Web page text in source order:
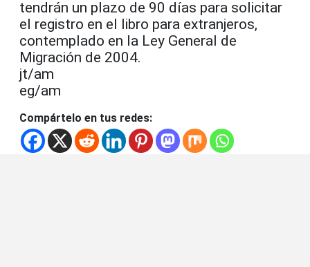
tendrán un plazo de 90 días para solicitar
el registro en el libro para extranjeros,
contemplado en la Ley General de
Migración de 2004.
jt/am
eg/am
Compártelo en tus redes: